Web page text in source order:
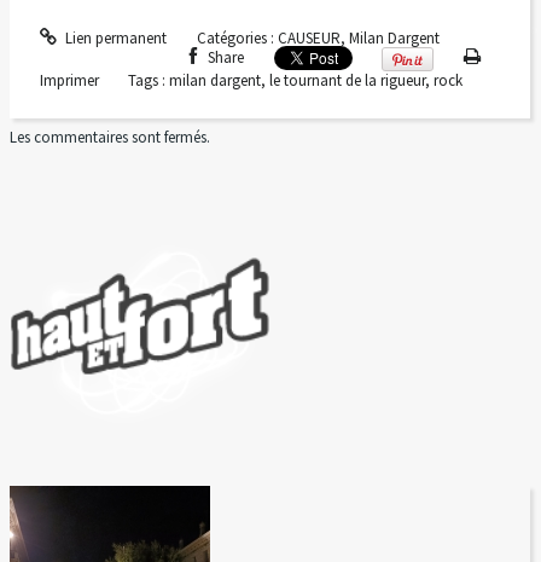
Lien permanent Catégories : CAUSEUR, Milan Dargent
Share
Imprimer
Tags :milan dargent,le tournant de la rigueur,rock
Les commentaires sont fermés.